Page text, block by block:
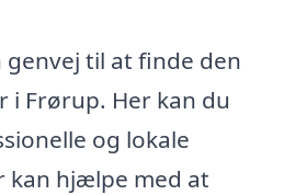
til at finde den
Frørup. Her kan du
og lokale
hjælpe med at